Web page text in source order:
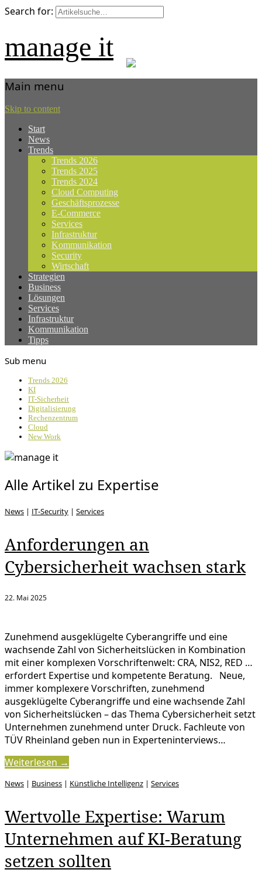
Search for:
manage it
Main menu
Skip to content
Start
News
Trends
Trends 2026
Trends 2025
Trends 2024
Cloud Computing
Geschäftsprozesse
E-Commerce
Services
Infrastruktur
Kommunikation
Security
Wirtschaft
Strategien
Business
Lösungen
Services
Infrastruktur
Kommunikation
Tipps
Sub menu
Trends 2026
KI
IT-Sicherheit
Digitalisierung
Rechenzentrum
Cloud
New Work
Alle Artikel zu Expertise
News | IT-Security | Services
Anforderungen an
Cybersicherheit wachsen stark
22. Mai 2025
Zunehmend ausgeklügelte Cyberangriffe und eine
wachsende Zahl von Sicherheitslücken in Kombination
mit einer komplexen Vorschriftenwelt: CRA, NIS2, RED …
erfordert Expertise und kompetente Beratung. Neue,
immer komplexere Vorschriften, zunehmend
ausgeklügelte Cyberangriffe und eine wachsende Zahl
von Sicherheitslücken – das Thema Cybersicherheit setzt
Unternehmen zunehmend unter Druck. Fachleute von
TÜV Rheinland geben nun in Experteninterviews…
Weiterlesen →
News | Business | Künstliche Intelligenz | Services
Wertvolle Expertise: Warum
Unternehmen auf KI-Beratung
setzen sollten